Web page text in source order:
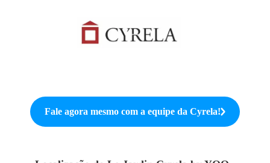
Fale agora mesmo com a equipe da Cyrela!